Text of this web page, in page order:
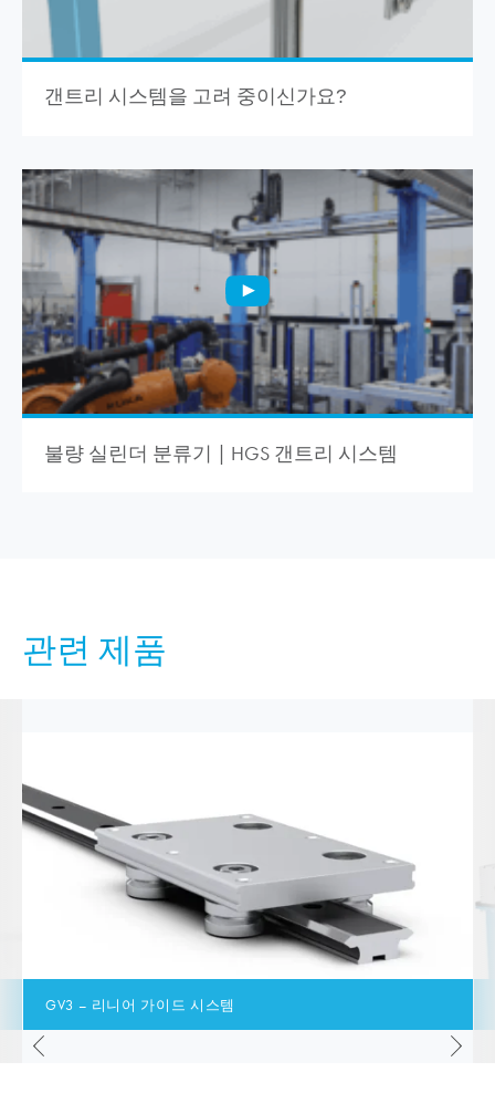
갠트리 시스템을 고려 중이신가요?
불량 실린더 분류기 | HGS 갠트리 시스템
관련 제품
GV3 – 리니어 가이드 시스템